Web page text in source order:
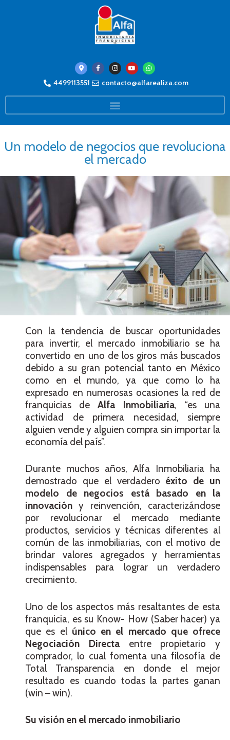
4499113551 contacto@alfarealiza.com
Un modelo de negocios que revoluciona
el mercado
Con la tendencia de buscar oportunidades
para invertir, el mercado inmobiliario se ha
convertido en uno de los giros más buscados
debido a su gran potencial tanto en México
como en el mundo, ya que como lo ha
expresado en numerosas ocasiones la red de
franquicias deAlfa Inmobiliaria, “es una
actividad de primera necesidad, siempre
alguien vende y alguien compra sin importar la
economía del país”.
Durante muchos años, Alfa Inmobiliaria ha
demostrado que el verdadero éxito de un
modelo de negocios está basado en la
innovación y reinvención, caracterizándose
por revolucionar el mercado mediante
productos, servicios y técnicas diferentes al
común de las inmobiliarias, con el motivo de
brindar valores agregados y herramientas
indispensables para lograr un verdadero
crecimiento.
Uno de los aspectos más resaltantes de esta
franquicia, es su Know- How (Saber hacer) ya
que es el único en el mercado que ofrece
Negociación Directaentre propietario y
comprador, lo cual fomenta una filosofía de
Total Transparencia en donde el mejor
resultado es cuando todas la partes ganan
(win – win).
Su visión en el mercado inmobiliario